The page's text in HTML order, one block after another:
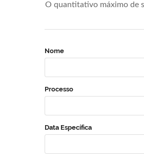
O quantitativo máximo de
Nome
Processo
Data Específica